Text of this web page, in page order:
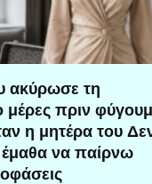
ακύρωσε τη
πριν
η μητέρα του
έμαθα να παίρνω